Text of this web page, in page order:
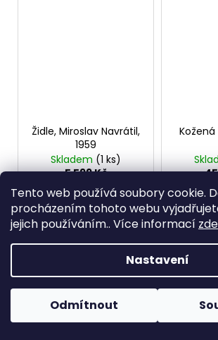
Tento web používá soubory cookie.
procházením tohoto webu
jejich používáním.. Více informací zde
Nastavení
Odmítnout
Židle, Miroslav Navrátil,
1959
Skladem (1 ks)
5 599 Kč
DO KOŠÍKU